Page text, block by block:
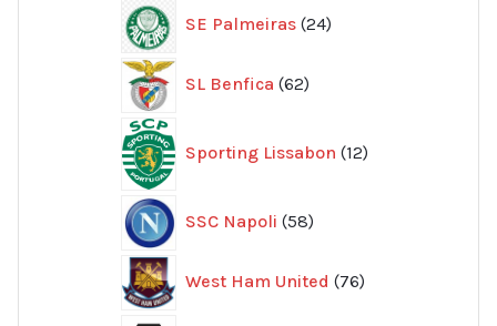
SE Palmeiras 24
produkter
SL Benfica 62
produkter
Sporting Lissabon 12produkter
SSC Napoli 58
produkter
West Ham United 76
produkter